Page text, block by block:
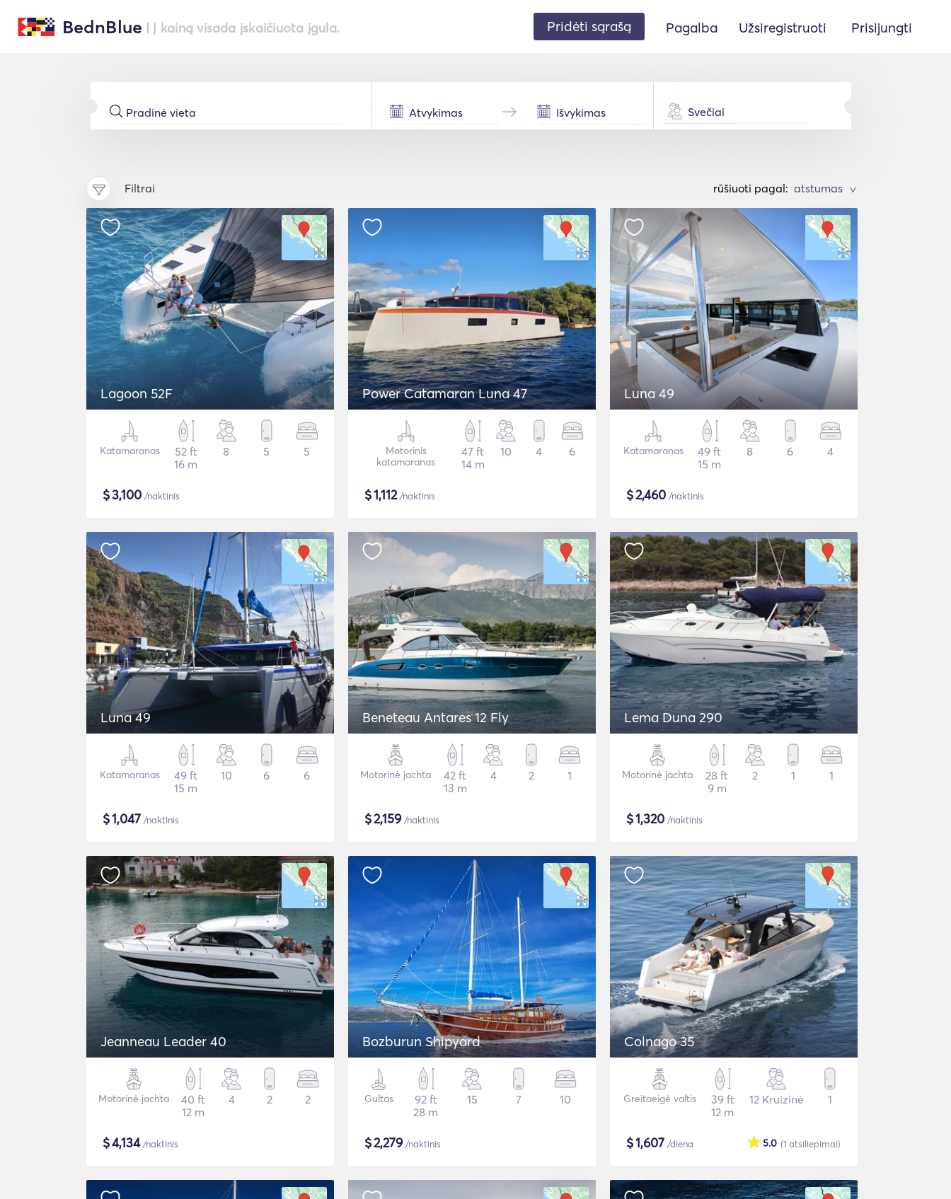
BednBlue | Į kainą visada įskaičiuota įgula. Pridėti sąrašą Pagalba Užsiregistruoti Prisijungti
Svečiai
Filtrai rūšiuoti pagal: >
Lagoon 52F
Katamaranas
52 ft
16 m
8 5 5
$3,100 /naktinis
Power Catamaran Luna 47
Motorinis
katamaranas
47 ft
14 m
10 4 6
$1,112/naktinis
Luna 49
Katamaranas
49 ft
15 m
8 6 4
$2,460 /naktinis
Luna 49
Katamaranas
49 ft
15 m
10 6 6
$1,047 /naktinis
Beneteau Antares 12 Fly
Motorinė jachta
42 ft
13 m
4 2 1
$2,159/naktinis
Lema Duna 290
Motorinė jachta
28 ft
9 m
2 1 1
$1,320 /naktinis
Jeanneau Leader 40
Motorinė jachta
40 ft
12 m
4 2 2
$4,134/naktinis
Bozburun Shipyard
Gultas
92 ft
28 m
15 7 10
$2,279/naktinis
Colnago 35
Greitaeigė valtis
39 ft
12 m
12 Kruizinė 1
$1,607 /diena (1 atsiliepimai)
5.0